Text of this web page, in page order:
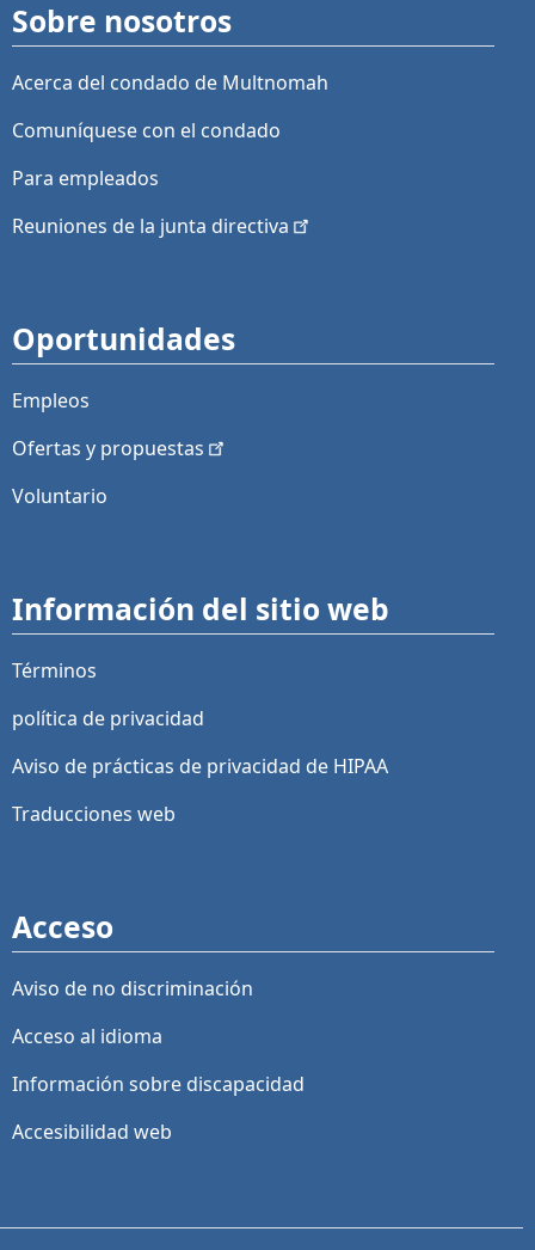
Sobre nosotros
Acerca del condado de Multnomah
Comuníquese con el condado
Para empleados
Reuniones de la junta directiva
Oportunidades
Empleos
Ofertas y propuestas
Voluntario
Información del sitio web
Términos
política de privacidad
Aviso de prácticas de privacidad de HIPAA
Traducciones web
Acceso
Aviso de no discriminación
Acceso al idioma
Información sobre discapacidad
Accesibilidad web